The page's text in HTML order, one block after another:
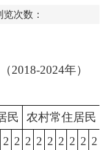
览次数：
2018-2024年）
民
农村常住居民
2 2 2 2 2 2 2 2 2